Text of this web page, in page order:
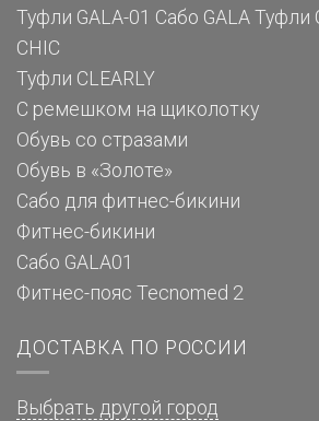
Туфли GALA-01 Сабо GALA Туфли
CHIC
Туфли CLEARLY
С ремешком на щиколотку
Обувь со стразами
Обувь в «Золоте»
Сабо для фитнес-бикини
Фитнес-бикини
Сабо GALA01
Фитнес-пояс Tecnomed 2
ДОСТАВКА ПО РОССИИ
Выбрать другой город